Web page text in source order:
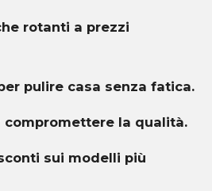
rotanti a prezzi
pulire casa senza fatica.
compromettere la qualità.
sui modelli più